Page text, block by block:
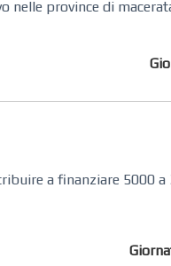
nelle province di
a finanziare 5000 a